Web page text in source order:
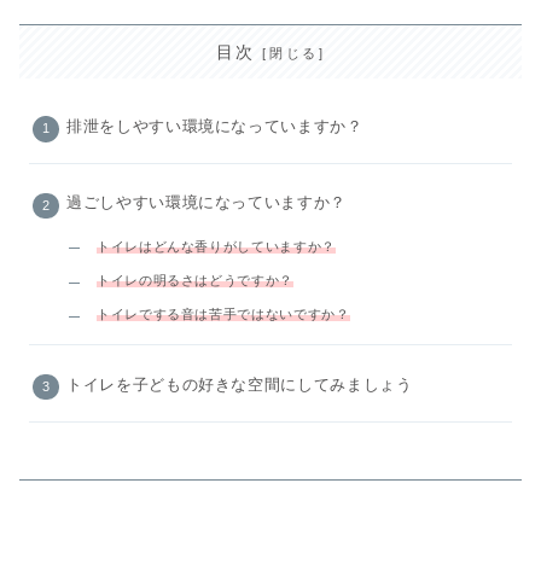
目次
排泄をしやすい環境になっていますか？
過ごしやすい環境になっていますか？
トイレはどんな香りがしていますか？
トイレの明るさはどうですか？
トイレでする音は苦手ではないですか？
トイレを子どもの好きな空間にしてみましょう